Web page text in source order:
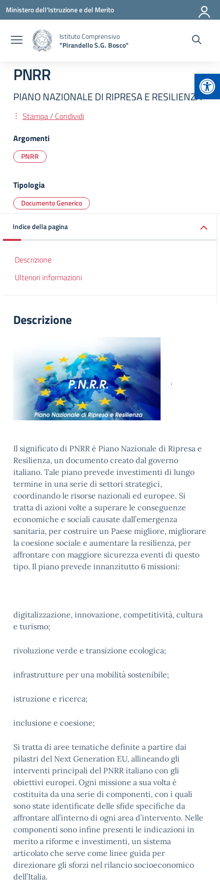
Vai ai contenuti
Vai al menu di navigazione
Vai al footer
Ministero dell'Istruzione e del Merito
Istituto Comprensivo
"Pirandello S.G. Bosco"
PNRR
PIANO NAZIONALE DI RIPRESA E RESILIENZA
Stampa / Condividi
Argomenti
PNRR
Tipologia
Documento Generico
Indice della pagina
Descrizione
Ulteriori informazioni
Descrizione
.
Il significato di PNRR è Piano Nazionale di Ripresa e
Resilienza, un documento creato dal governo
italiano. Tale piano prevede investimenti di lungo
termine in una serie di settori strategici,
coordinando le risorse nazionali ed europee. Si
tratta di azioni volte a superare le conseguenze
economiche e sociali causate dall’emergenza
sanitaria, per costruire un Paese migliore, migliorare
la coesione sociale e aumentare la resilienza, per
affrontare con maggiore sicurezza eventi di questo
tipo. Il piano prevede innanzitutto 6 missioni:
digitalizzazione, innovazione, competitività, cultura
e turismo;
rivoluzione verde e transizione ecologica;
infrastrutture per una mobilità sostenibile;
istruzione e ricerca;
inclusione e coesione;
Si tratta di aree tematiche definite a partire dai
pilastri del Next Generation EU, allineando gli
interventi principali del PNRR italiano con gli
obiettivi europei. Ogni missione a sua volta è
costituita da una serie di componenti, con i quali
sono state identificate delle sfide specifiche da
affrontare all’interno di ogni area d’intervento. Nelle
componenti sono infine presenti le indicazioni in
merito a riforme e investimenti, un sistema
articolato che serve come linee guida per
direzionare gli sforzi nel rilancio socioeconomico
dell’Italia.